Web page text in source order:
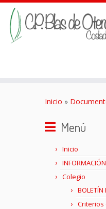
Inicio »
Menú
Inicio
Colegio
BOLETÍN
Criterios